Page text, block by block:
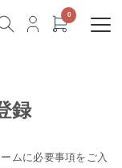
録
ムに必要事項をご入